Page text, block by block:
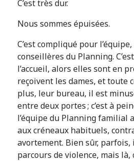
C’est très dur.
Nous sommes épuisées.
C’est compliqué pour
conseillères du Planning.
l’accueil, alors elles sont en
reçoivent les dames, et toute
plus, leur bureau, il est
entre deux portes ; c’est à
l’équipe du Planning familial
aux créneaux habituels,
avortement. Bien sûr, parfois,
parcours de violence, mais là,